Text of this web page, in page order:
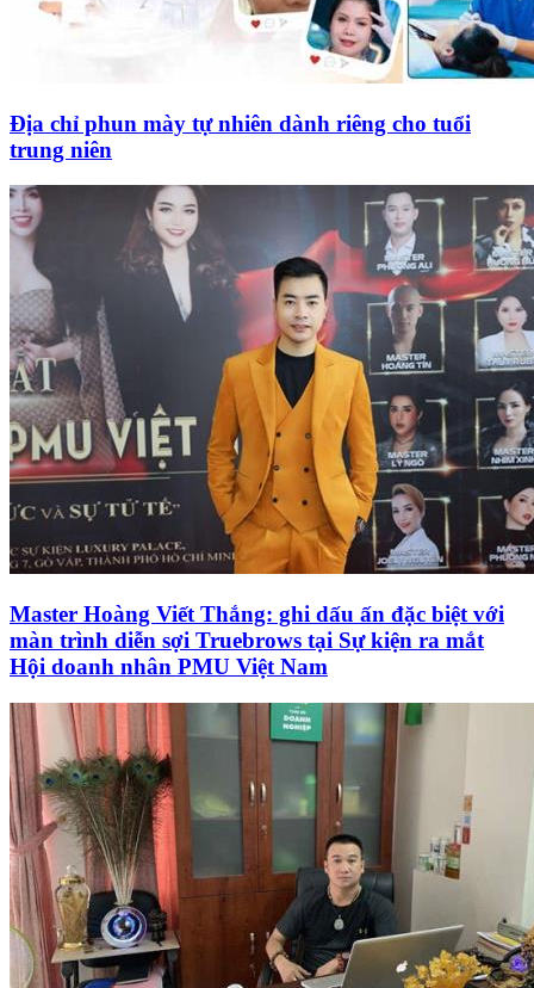
Địa chỉ phun mày tự nhiên dành riêng cho tuổi
trung niên
Master Hoàng Viết Thắng: ghi dấu ấn đặc biệt với
màn trình diễn sợi Truebrows tại Sự kiện ra mắt
Hội doanh nhân PMU Việt Nam